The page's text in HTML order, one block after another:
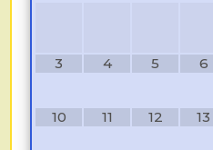
3 4 5 6
10 11 12 13